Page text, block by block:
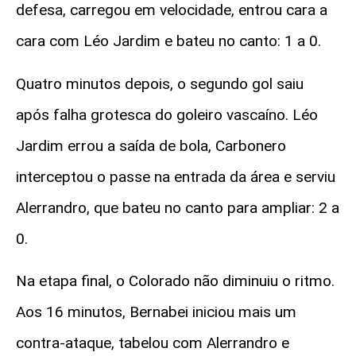
defesa, carregou em velocidade, entrou cara a
cara com Léo Jardim e bateu no canto: 1 a 0.
Quatro minutos depois, o segundo gol saiu
após falha grotesca do goleiro vascaíno. Léo
Jardim errou a saída de bola, Carbonero
interceptou o passe na entrada da área e serviu
Alerrandro, que bateu no canto para ampliar: 2 a
0.
Na etapa final, o Colorado não diminuiu o ritmo.
Aos 16 minutos, Bernabei iniciou mais um
contra-ataque, tabelou com Alerrandro e